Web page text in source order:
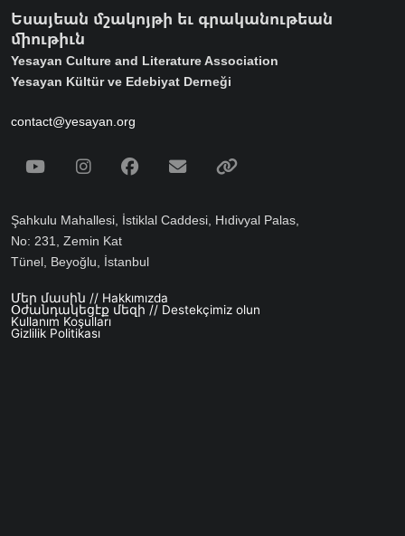
Եսայեան մշակոյթի եւ գրականութեան
միութիւն
Yesayan Culture and Literature Association
Yesayan Kültür ve Edebiyat Derneği
contact@yesayan.org
Social Media
YoutubeInstagramFacebook
Email
Şahkulu Mahallesi, İstiklal Caddesi, Hıdivyal Palas,
No: 231, Zemin Kat
Tünel, Beyoğlu, İstanbul
Footer menu
Մեր մասին // Hakkımızda
Օժանդակեցէք մեզի // Destekçimiz olun
Kullanım Koşulları
Gizlilik Politikası